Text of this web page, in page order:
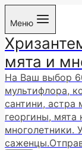
Перейти
содержимому
Меню
мята и
На Ваш выбор
мультифлора,
сантини, астра
георгины, мята
многолетники.